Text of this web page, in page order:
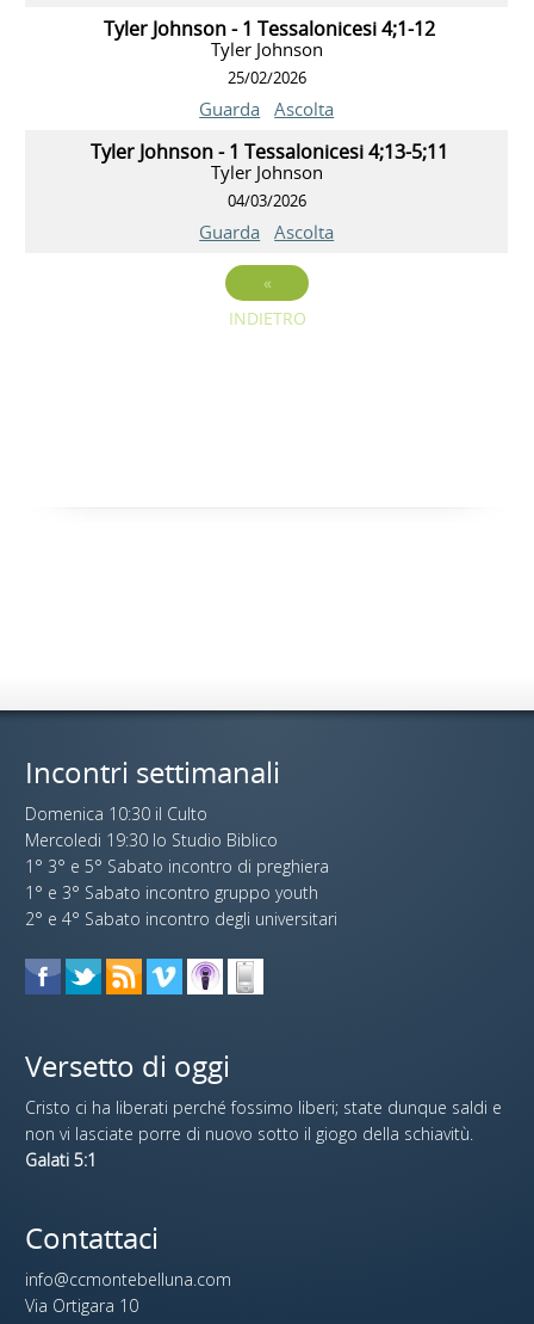
Tyler Johnson - 1 Tessalonicesi 4;1-12
Tyler Johnson
25/02/2026
Guarda Ascolta
Tyler Johnson - 1 Tessalonicesi 4;13-5;11
Tyler Johnson
04/03/2026
Guarda Ascolta
«
INDIETRO
Incontri settimanali
Domenica 10:30 il Culto
Mercoledi 19:30 lo Studio Biblico
1° 3° e 5° Sabato incontro di preghiera
1° e 3° Sabato incontro gruppo youth
2° e 4° Sabato incontro degli universitari
Versetto di oggi
Cristo ci ha liberati perché fossimo liberi; state dunque saldi e
non vi lasciate porre di nuovo sotto il giogo della schiavitù.
Galati 5:1
Contattaci
info@ccmontebelluna.com
Via Ortigara 10